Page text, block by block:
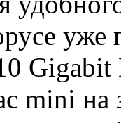
уже
mini